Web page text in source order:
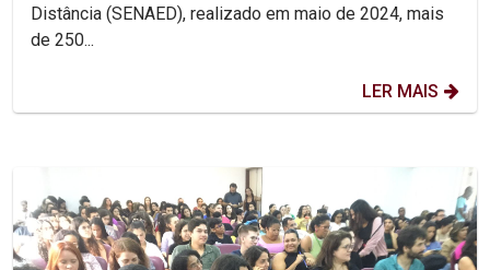
Distância (SENAED), realizado em maio de 2024, mais
de 250...
LER MAIS